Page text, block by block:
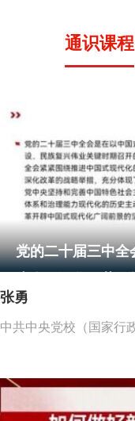
通识课程
党的二十届三中全
定》总体精神解读
张勇
中共中央党校（国家行